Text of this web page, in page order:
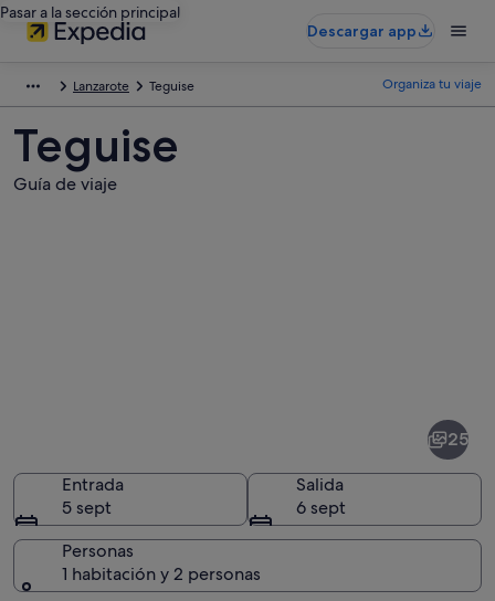
Pasar a la sección principal
Descargar app
Lanzarote Teguise Organiza tu viaje
Teguise
Guía de viaje
25
Entrada
5 sept
Salida
6 sept
Personas
1 habitación y 2 personas